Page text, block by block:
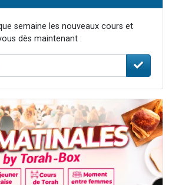
semaine les nouveaux cours et
dès maintenant :